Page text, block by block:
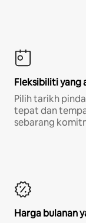
Fleksibiliti yang
Pilih tarikh
tepat dan
sebarang
Harga bulanan